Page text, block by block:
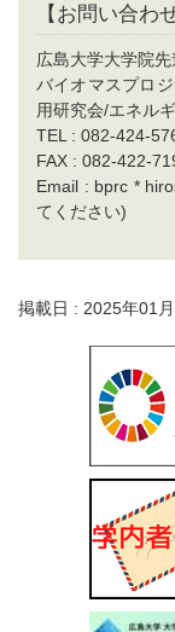
【お問い合わ
広島大学大学院
バイオマスプロ
用研究会/エネル
TEL : 082-424-
FAX : 082-422-
Email : bprc *
てください)
掲載日 : 2025年01